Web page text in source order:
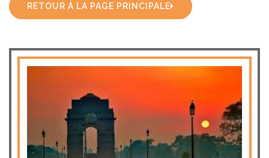
RETOUR À LA PAGE PRINCIPALE